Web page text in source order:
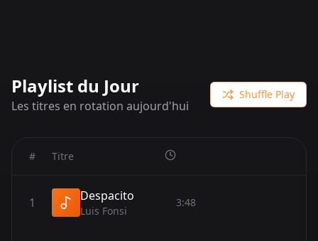
Playlist du Jour
Les titres en rotation aujourd'hui
Shuffle Play
# Titre
1 Despacito
Luis Fonsi
3:48